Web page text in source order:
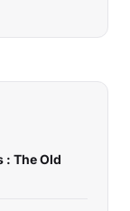
: The Old